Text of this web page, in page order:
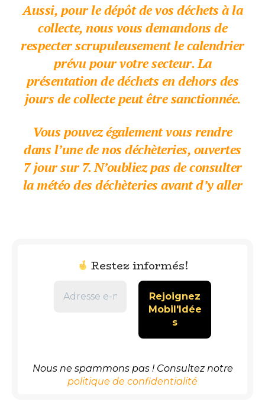
Aussi, pour le dépôt de vos déchets à la
collecte, nous vous demandons de
respecter scrupuleusement le calendrier
prévu pour votre secteur. La
présentation de déchets en dehors des
jours de collecte peut être sanctionnée.
Vous pouvez également vous rendre
dans l’une de nos déchèteries, ouvertes
7 jour sur 7. N’oubliez pas de consulter
lamétéo des déchèteries avant d’y aller
Restez informés!
Nous ne spammons pas ! Consultez notre
politique de confidentialité